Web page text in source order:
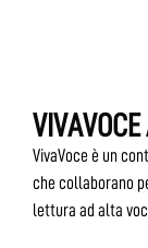
VIVAVOCE
VivaVoce è un
che collaborano
lettura ad alta